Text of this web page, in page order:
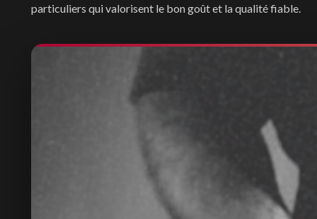
particuliers qui valorisent le bon goût et la qualité fiable.